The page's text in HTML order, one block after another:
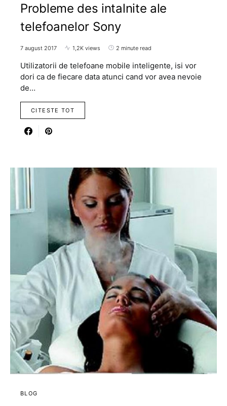
Probleme des intalnite ale
telefoanelor Sony
7 august 2017 1,2K views 2 minute read
Utilizatorii de telefoane mobile inteligente, isi vor
dori ca de fiecare data atunci cand vor avea nevoie
de…
CITESTE TOT
BLOG